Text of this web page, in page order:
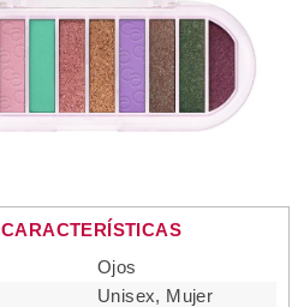
CARACTERÍSTICAS
Ojos
Unisex, Mujer